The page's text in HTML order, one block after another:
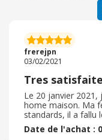
frerejpn
03/02/2021
Tres
Le 20 janvier
home maison. Ma
standards, il a fallu
site étant simple et
recouper le rideau
Date de l'achat :